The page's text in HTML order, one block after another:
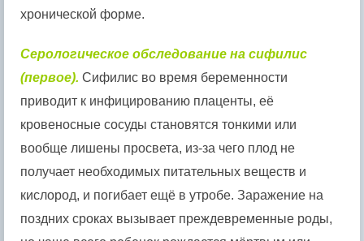
хронической форме.
Серологическое обследование на сифилис
(первое). Сифилис во время беременности
приводит к инфицированию плаценты, её
кровеносные сосуды становятся тонкими или
вообще лишены просвета, из-за чего плод не
получает необходимых питательных веществ и
кислород, и погибает ещё в утробе. Заражение на
поздних сроках вызывает преждевременные роды,